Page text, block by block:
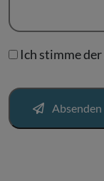
Ich stimme der
Absenden